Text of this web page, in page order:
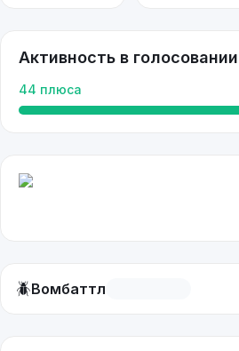
Активность в голосовании
44 плюса
🪲Вомбаттл